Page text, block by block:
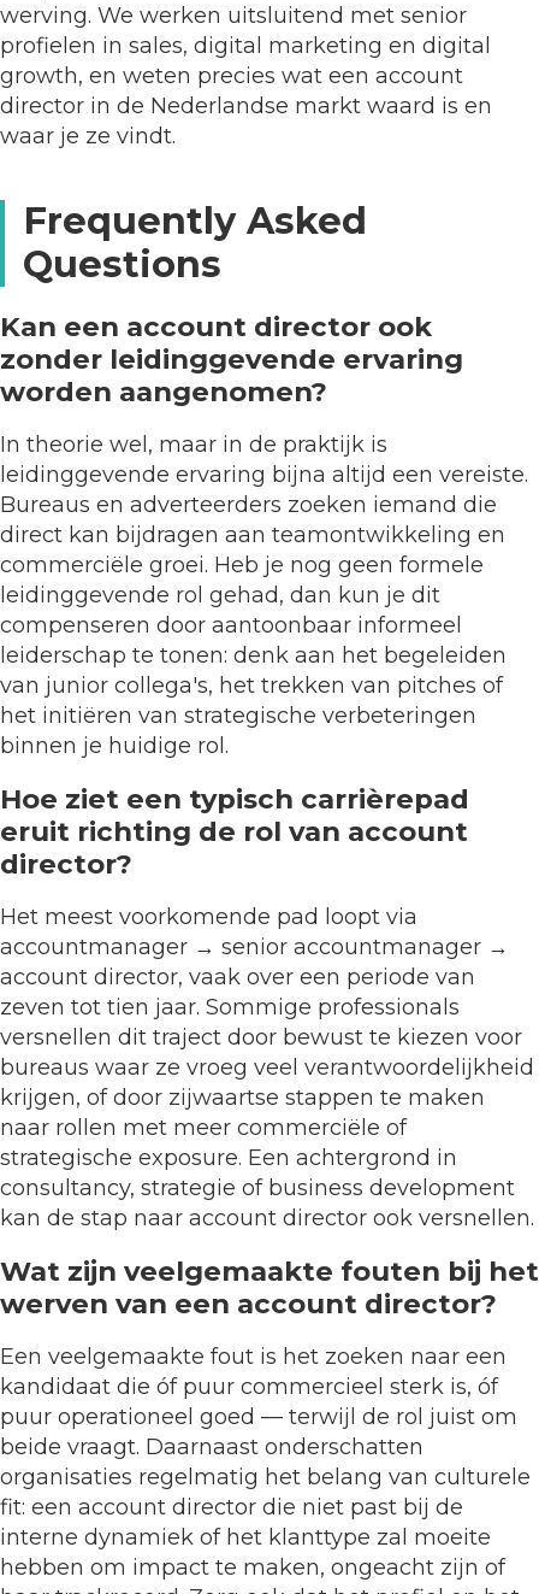
werving. We werken uitsluitend met senior
profielen in sales, digital marketing en digital
growth, en weten precies wat een account
director in de Nederlandse markt waard is en
waar je ze vindt.
Frequently Asked
Questions
Kan een account director ook
zonder leidinggevende ervaring
worden aangenomen?
In theorie wel, maar in de praktijk is
leidinggevende ervaring bijna altijd een vereiste.
Bureaus en adverteerders zoeken iemand die
direct kan bijdragen aan teamontwikkeling en
commerciële groei. Heb je nog geen formele
leidinggevende rol gehad, dan kun je dit
compenseren door aantoonbaar informeel
leiderschap te tonen: denk aan het begeleiden
van junior collega's, het trekken van pitches of
het initiëren van strategische verbeteringen
binnen je huidige rol.
Hoe ziet een typisch carrièrepad
eruit richting de rol van account
director?
Het meest voorkomende pad loopt via
accountmanager → senior accountmanager →
account director, vaak over een periode van
zeven tot tien jaar. Sommige professionals
versnellen dit traject door bewust te kiezen voor
bureaus waar ze vroeg veel verantwoordelijkheid
krijgen, of door zijwaartse stappen te maken
naar rollen met meer commerciële of
strategische exposure. Een achtergrond in
consultancy, strategie of business development
kan de stap naar account director ook versnellen.
Wat zijn veelgemaakte fouten bij het
werven van een account director?
Een veelgemaakte fout is het zoeken naar een
kandidaat die óf puur commercieel sterk is, óf
puur operationeel goed — terwijl de rol juist om
beide vraagt. Daarnaast onderschatten
organisaties regelmatig het belang van culturele
fit: een account director die niet past bij de
interne dynamiek of het klanttype zal moeite
hebben om impact te maken, ongeacht zijn of